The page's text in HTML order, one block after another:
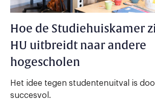
Hoe de Studiehuiskamer
HU uitbreidt naar andere
hogescholen
Het idee tegen studentenuitval is
succesvol.